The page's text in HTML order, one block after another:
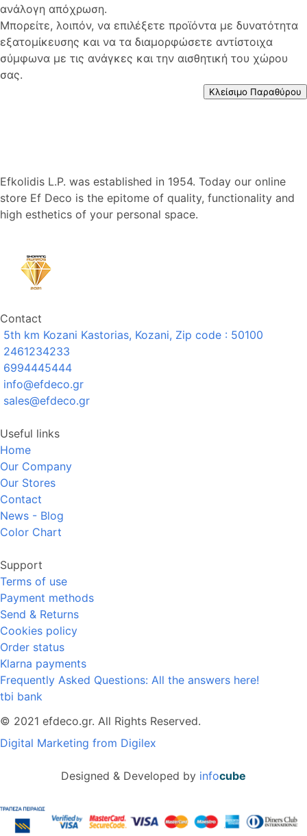
ανάλογη απόχρωση.
Μπορείτε, λοιπόν, να επιλέξετε προϊόντα με δυνατότητα
εξατομίκευσης και να τα διαμορφώσετε αντίστοιχα
σύμφωνα με τις ανάγκες και την αισθητική του χώρου
σας.
Κλείσιμο Παραθύρου
Efkolidis L.P. was established in 1954. Today our online
store Ef Deco is the epitome of quality, functionality and
high esthetics of your personal space.
Contact
5th km Kozani Kastorias, Kozani, Zip code : 50100
2461234233
6994445444
info@efdeco.gr
sales@efdeco.gr
Useful links
Home
Our Company
Our Stores
Contact
News - Blog
Color Chart
Support
Terms of use
Payment methods
Send & Returns
Cookies policy
Order status
Klarna payments
Frequently Asked Questions: All the answers here!
tbi bank
© 2021 efdeco.gr. All Rights Reserved.
Digital Marketing from Digilex
Designed & Developed by infocube